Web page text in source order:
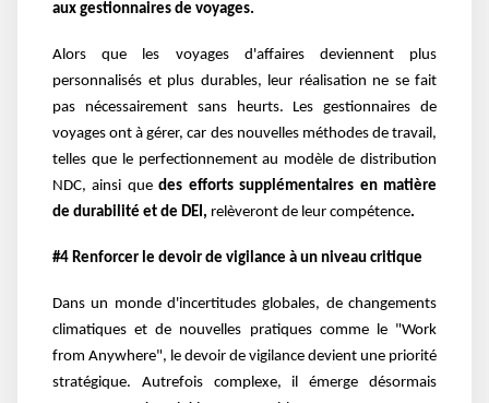
aux gestionnaires de voyages.
Alors que les voyages d'affaires deviennent plus
personnalisés et plus durables, leur réalisation ne se fait
pas nécessairement sans heurts. Les gestionnaires de
voyages ont à gérer, car des nouvelles méthodes de travail,
telles que le perfectionnement au modèle de distribution
NDC, ainsi quedes efforts supplémentaires en matière
de durabilité et de DEI, relèveront de leur compétence.
#4 Renforcer le devoir de vigilance à un niveau critique
Dans un monde d'incertitudes globales, de changements
climatiques et de nouvelles pratiques comme le "Work
from Anywhere", le devoir de vigilance devient une priorité
stratégique. Autrefois complexe, il émerge désormais